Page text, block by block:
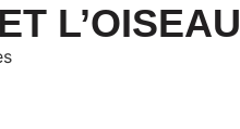
L’OISEAU